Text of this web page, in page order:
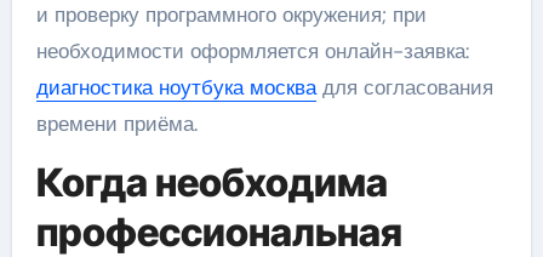
и проверку программного окружения; при
необходимости оформляется онлайн-заявка:
диагностика ноутбука москвадля согласования
времени приёма.
Когда необходима
профессиональная